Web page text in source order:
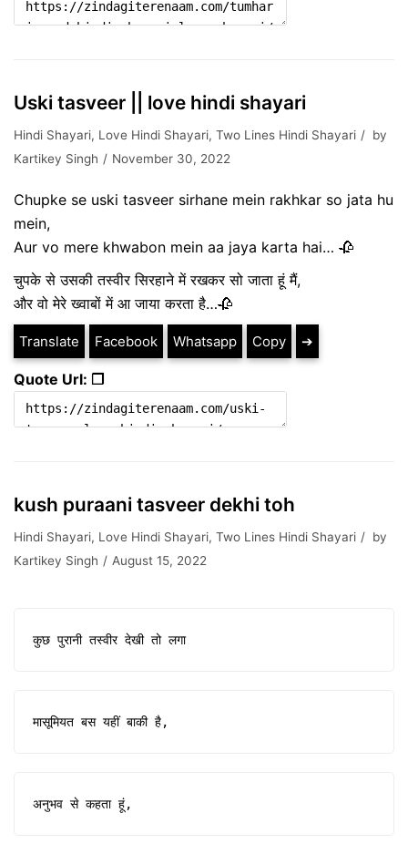
Uski tasveer || love hindi shayari
Hindi Shayari, Love Hindi Shayari, Two Lines Hindi Shayari
by
Kartikey Singh
November 30, 2022
Chupke se uski tasveer sirhane mein rakhkar so jata hu
mein,
Aur vo mere khwabon mein aa jaya karta hai… 🥀
चुपके से उसकी तस्वीर सिरहाने में रखकर सो जाता हूं मैं,
और वो मेरे ख्वाबों में आ जाया करता है…🥀
Translate Facebook Whatsapp Copy ➔
Quote Url: ❐
kush puraani tasveer dekhi toh
Hindi Shayari, Love Hindi Shayari, Two Lines Hindi Shayari
by
Kartikey Singh
August 15, 2022
कुछ पुरानी तस्वीर देखी तो लगा
मासूमियत बस यहीं बाकी है,
अनुभव से कहता हूं,